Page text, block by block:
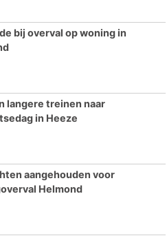
bij overval op woning in
langere treinen naar
in Heeze
aangehouden voor
Helmond